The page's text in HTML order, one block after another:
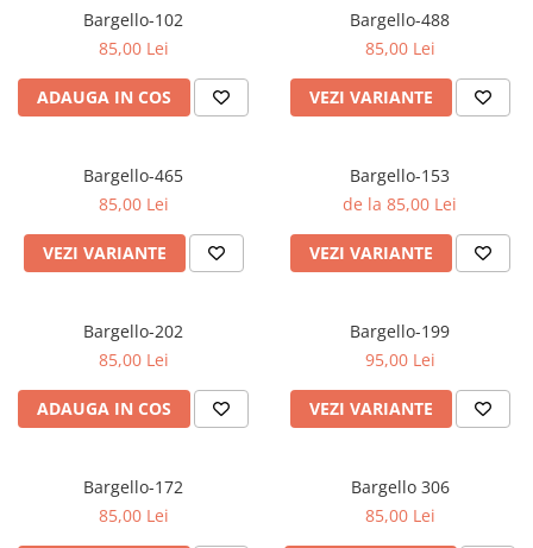
Bargello-102
85,00 Lei
ADAUGA IN COS
Bargello-488
85,00 Lei
VEZI VARIANTE
Bargello-465
85,00 Lei
VEZI VARIANTE
Bargello-153
de la 85,00 Lei
VEZI VARIANTE
Bargello-202
85,00 Lei
ADAUGA IN COS
Bargello-199
95,00 Lei
VEZI VARIANTE
Bargello-172
85,00 Lei
Bargello 306
85,00 Lei